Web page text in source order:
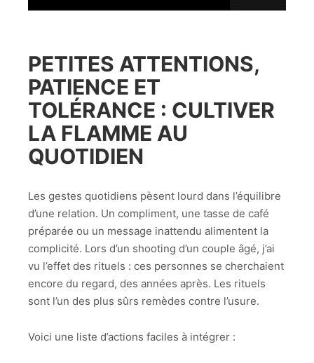
PETITES ATTENTIONS,
PATIENCE ET
TOLÉRANCE : CULTIVER
LA FLAMME AU
QUOTIDIEN
Les gestes quotidiens pèsent lourd dans l’équilibre
d’une relation. Un compliment, une tasse de café
préparée ou un message inattendu alimentent la
complicité. Lors d’un shooting d’un couple âgé, j’ai
vu l’effet des rituels : ces personnes se cherchaient
encore du regard, des années après. Les rituels
sont l’un des plus sûrs remèdes contre l’usure.
Voici une liste d’actions faciles à intégrer :